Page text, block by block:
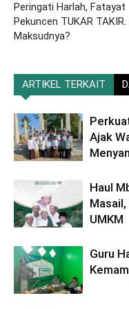
Peringati Harlah, Fatayat
Pekuncen TUKAR
Maksudnya?
ARTIKEL TERKAIT
Ajak
Haul
UMKM
Guru